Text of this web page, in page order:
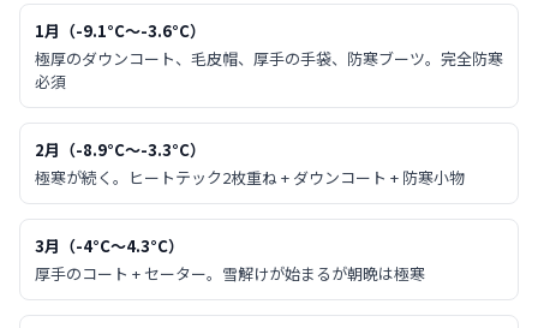
1月 （-9.1°C〜-3.6°C）
極厚のダウンコート、毛皮帽、厚手の手袋、防寒ブーツ。完全防寒
必須
2月 （-8.9°C〜-3.3°C）
極寒が続く。ヒートテック2枚重ね + ダウンコート + 防寒小物
3月 （-4°C〜4.3°C）
厚手のコート + セーター。雪解けが始まるが朝晩は極寒